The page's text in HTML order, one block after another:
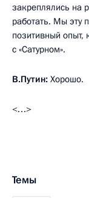
закреплялись на
работать. Мы эту
позитивный опыт,
с «Сатурном».
В.Путин: Хорошо.
<…>
Темы